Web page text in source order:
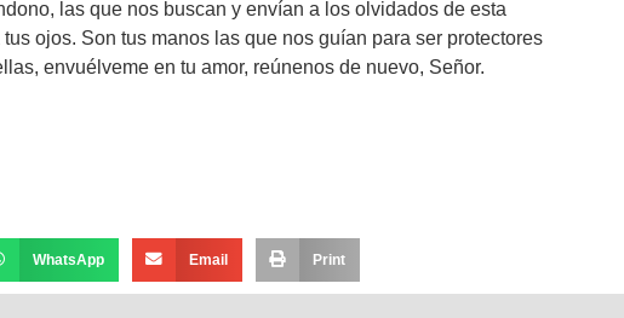
las que nos buscan y envían a los olvidados de esta
ojos. Son tus manos las que nos guían para ser protectores
envuélveme en tu amor, reúnenos de nuevo, Señor.
WhatsApp Email Print